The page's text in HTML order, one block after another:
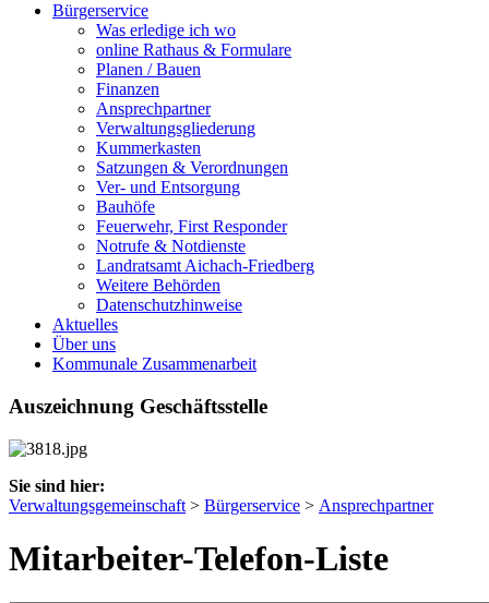
Bürgerservice
Was erledige ich wo
online Rathaus & Formulare
Planen / Bauen
Finanzen
Ansprechpartner
Verwaltungsgliederung
Kummerkasten
Satzungen & Verordnungen
Ver- und Entsorgung
Bauhöfe
Feuerwehr, First Responder
Notrufe & Notdienste
Landratsamt Aichach-Friedberg
Weitere Behörden
Datenschutzhinweise
Aktuelles
Über uns
Kommunale Zusammenarbeit
Auszeichnung Geschäftsstelle
Sie sind hier:
Verwaltungsgemeinschaft > Bürgerservice > Ansprechpartner
Mitarbeiter-Telefon-Liste